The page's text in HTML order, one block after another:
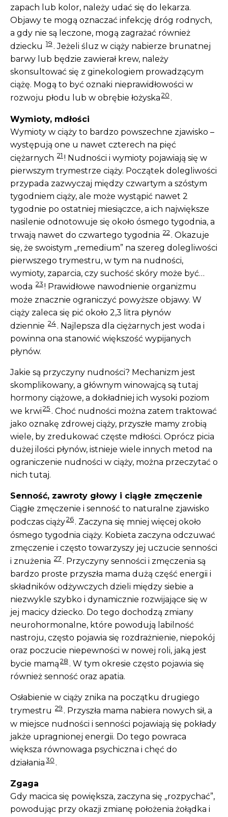
zapach lub kolor, należy udać się do lekarza.
Objawy te mogą oznaczać infekcję dróg rodnych,
a gdy nie są leczone, mogą zagrażać również
dziecku 19 . Jeżeli śluz w ciąży nabierze brunatnej
barwy lub będzie zawierał krew, należy
skonsultować się z ginekologiem prowadzącym
ciążę. Mogą to być oznaki nieprawidłowości w
rozwoju płodu lub w obrębie łożyska20 .
Wymioty, mdłości
Wymioty w ciąży to bardzo powszechne zjawisko –
występują one u nawet czterech na pięć
ciężarnych 21 ! Nudności i wymioty pojawiają się w
pierwszym trymestrze ciąży. Początek dolegliwości
przypada zazwyczaj między czwartym a szóstym
tygodniem ciąży, ale może wystąpić nawet 2
tygodnie po ostatniej miesiączce, a ich największe
nasilenie odnotowuje się około ósmego tygodnia, a
trwają nawet do czwartego tygodnia 22 . Okazuje
się, że swoistym „remedium” na szereg dolegliwości
pierwszego trymestru, w tym na nudności,
wymioty, zaparcia, czy suchość skóry może być…
woda 23! Prawidłowe nawodnienie organizmu
może znacznie ograniczyć powyższe objawy. W
ciąży zaleca się pić około 2,3 litra płynów
dziennie 24. Najlepsza dla ciężarnych jest woda i
powinna ona stanowić większość wypijanych
płynów.
Jakie są przyczyny nudności? Mechanizm jest
skomplikowany, a głównym winowajcą są tutaj
hormony ciążowe, a dokładniej ich wysoki poziom
we krwi25 . Choć nudności można zatem traktować
jako oznakę zdrowej ciąży, przyszłe mamy zrobią
wiele, by zredukować częste mdłości. Oprócz picia
dużej ilości płynów, istnieje wiele innych metod na
ograniczenie nudności w ciąży, można przeczytać o
nich tutaj.
Senność, zawroty głowy i ciągłe zmęczenie
Ciągłe zmęczenie i senność to naturalne zjawisko
podczas ciąży26. Zaczyna się mniej więcej około
ósmego tygodnia ciąży. Kobieta zaczyna odczuwać
zmęczenie i często towarzyszy jej uczucie senności
i znużenia 27 . Przyczyny senności i zmęczenia są
bardzo proste przyszła mama dużą część energii i
składników odżywczych dzieli między siebie a
niezwykle szybko i dynamicznie rozwijające się w
jej macicy dziecko. Do tego dochodzą zmiany
neurohormonalne, które powodują labilność
nastroju, często pojawia się rozdrażnienie, niepokój
oraz poczucie niepewności w nowej roli, jaką jest
bycie mamą28 . W tym okresie często pojawia się
również senność oraz apatia.
Osłabienie w ciąży znika na początku drugiego
trymestru 29 . Przyszła mama nabiera nowych sił, a
w miejsce nudności i senności pojawiają się pokłady
jakże upragnionej energii. Do tego powraca
większa równowaga psychiczna i chęć do
działania30 .
Zgaga
Gdy macica się powiększa, zaczyna się „rozpychać”,
powodując przy okazji zmianę położenia żołądka i